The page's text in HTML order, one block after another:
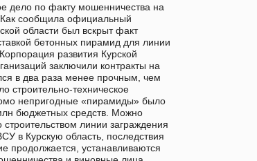
дело по факту мошенничества на
сообщила официальный
области был вскрыт факт
бетонных пирамид для линии
развития Курской
заключили контракты на
в два раза менее прочным, чем
строительно-техническое
непригодные «пирамиды» было
бюджетных средств. Можно
линии заграждения
в Курскую область, последствия
продолжается, устанавливаются